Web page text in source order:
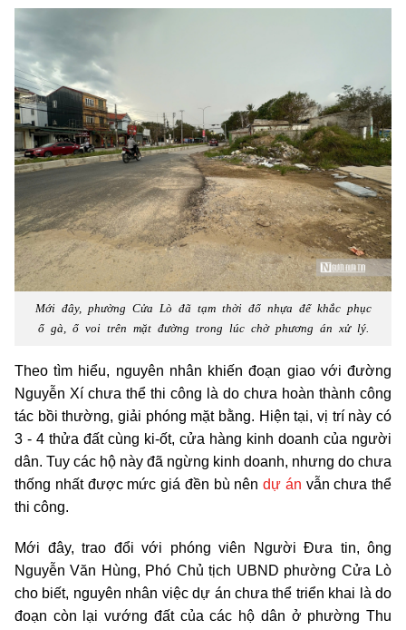
Mới đây, phường Cửa Lò đã tạm thời đổ nhựa để khắc phục
ổ gà, ổ voi trên mặt đường trong lúc chờ phương án xử lý.
Theo tìm hiểu, nguyên nhân khiến đoạn giao với đường
Nguyễn Xí chưa thể thi công là do chưa hoàn thành công
tác bồi thường, giải phóng mặt bằng. Hiện tại, vị trí này có
3 - 4 thửa đất cùng ki-ốt, cửa hàng kinh doanh của người
dân. Tuy các hộ này đã ngừng kinh doanh, nhưng do chưa
thống nhất được mức giá đền bù nên dự án vẫn chưa thể
thi công.
Mới đây, trao đổi với phóng viên Người Đưa tin, ông
Nguyễn Văn Hùng, Phó Chủ tịch UBND phường Cửa Lò
cho biết, nguyên nhân việc dự án chưa thể triển khai là do
đoạn còn lại vướng đất của các hộ dân ở phường Thu